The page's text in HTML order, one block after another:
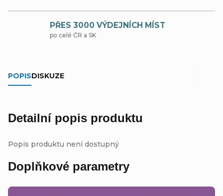
PŘES 3000 VÝDEJNÍCH MÍST
po celé ČR a SK
POPISDISKUZE
Detailní popis produktu
Popis produktu není dostupný
Doplňkové parametry